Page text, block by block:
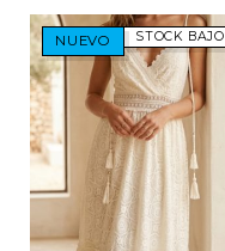
STOCK BAJO
NUEVO